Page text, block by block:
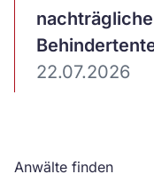
22.07.2026
Anwälte finden